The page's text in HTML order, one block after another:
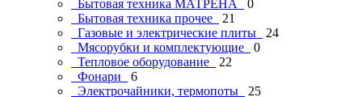
Бытовая техника МАТРЕНА
0
Бытовая техника прочее
21
Газовые и электрические плиты
24
Мясорубки и комплектующие
0
Тепловое оборудование
22
Фонари
6
Электрочайники, термопоты
25